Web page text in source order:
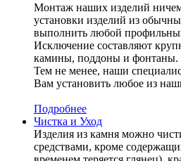
Монтаж наших изделий ничем
установки изделий из
выполнить любой
Исключение составляют
камины, поддоны и фонтаны.
Тем не менее, наши
Вам установить любое из
Подробнее
Чистка и Уход
Изделия из камня можно
средствами, кроме